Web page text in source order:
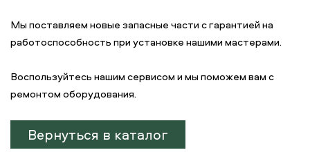
Мы поставляем новые запасные части с гарантией на
работоспособность при установке нашими мастерами.
Воспользуйтесь нашим сервисом и мы поможем вам с
ремонтом оборудования.
Вернуться в каталог